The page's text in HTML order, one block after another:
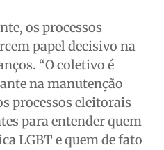
os processos
papel decisivo na
“O coletivo é
na manutenção
processos eleitorais
para entender quem
LGBT e quem de fato